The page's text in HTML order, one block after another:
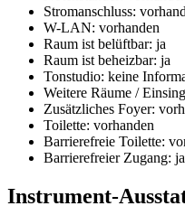
Stromanschluss:
W-LAN: vorhanden
Raum ist belüftbar: ja
Raum ist beheizbar: ja
Tonstudio: keine
Weitere Räume /
Zusätzliches Foyer:
Toilette: vorhanden
Barrierefreie Toilette:
Barrierefreier Zugang: ja
Instrument-